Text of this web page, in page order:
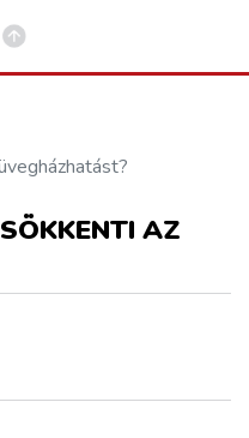
Kosár megtekintése
AZ